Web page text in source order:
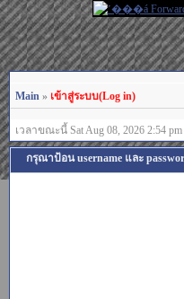
Main » เข้าสู่ระบบ(Log in)
เวลาขณะนี้ Sat Aug 08, 2026 2:54 pm
กรุณาป้อน username และ